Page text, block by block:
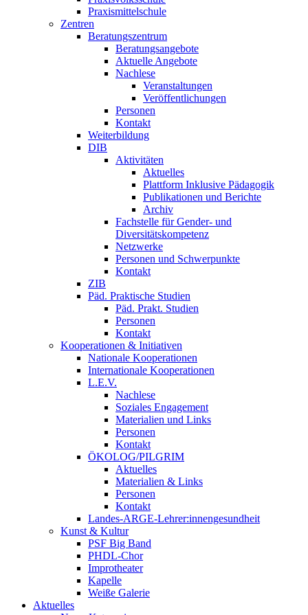
Praxismittelschule
Zentren
Beratungszentrum
Beratungsangebote
Aktuelle Angebote
Nachlese
Veranstaltungen
Veröffentlichungen
Personen
Kontakt
Weiterbildung
DIB
Aktivitäten
Aktuelles
Plattform Inklusive Pädagogik
Publikationen und Berichte
Archiv
Fachstelle für Gender- und
Diversitätskompetenz
Netzwerke
Personen und Schwerpunkte
Kontakt
ZIB
Päd. Praktische Studien
Päd. Prakt. Studien
Personen
Kontakt
Kooperationen & Initiativen
Nationale Kooperationen
Internationale Kooperationen
L.E.V.
Nachlese
Soziales Engagement
Materialien und Links
Personen
Kontakt
ÖKOLOG/PILGRIM
Aktuelles
Materialien & Links
Personen
Kontakt
Landes-ARGE-Lehrer:innengesundheit
Kunst & Kultur
PSF Big Band
PHDL-Chor
Improtheater
Kapelle
Weiße Galerie
Aktuelles